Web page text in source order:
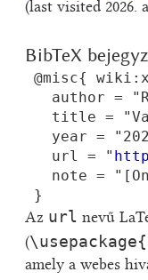
(last visited 2026.
BibTeX
@misc{
author =
title =
year =
   url = "
note =
Az url nevű
(
amely a webes